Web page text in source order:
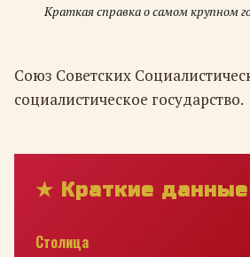
Краткая справка о самом крупном
Союз Советских
социалистическое государство.
★ Краткие данные
Столица